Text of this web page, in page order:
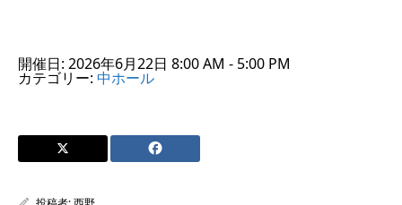
開催日: 2026年6月22日 8:00 AM - 5:00 PM
カテゴリー: 中ホール